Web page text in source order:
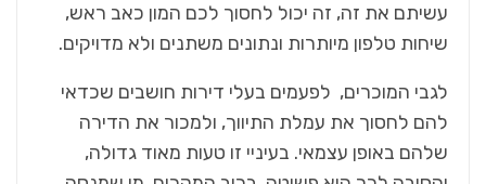
עשיתם את זה, זה יכול לחסוך לכם המון כאב ראש,
שיחות טלפון מיותרות ונתונים משתנים ולא מדויקים.
לגבי המוכרים, לפעמים בעלי דירות חושבים שכדאי
להם לחסוך את עמלת התיווך, ולמכור את הדירה
שלהם באופן עצמאי. בעיניי זו טעות מאוד גדולה,